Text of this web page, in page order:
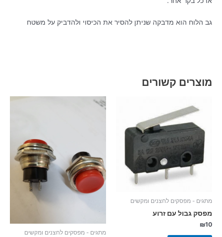
גב הלוח הוא מדבקה שניתן להסיר את הכיסוי ולהדביק על משטח
מוצרים קשורים
מתגים - מפסקים לחצנים ומקשים
מפסק גבול עם זרוע
₪10
מתגים - מפסקים לחצנים ומקשים